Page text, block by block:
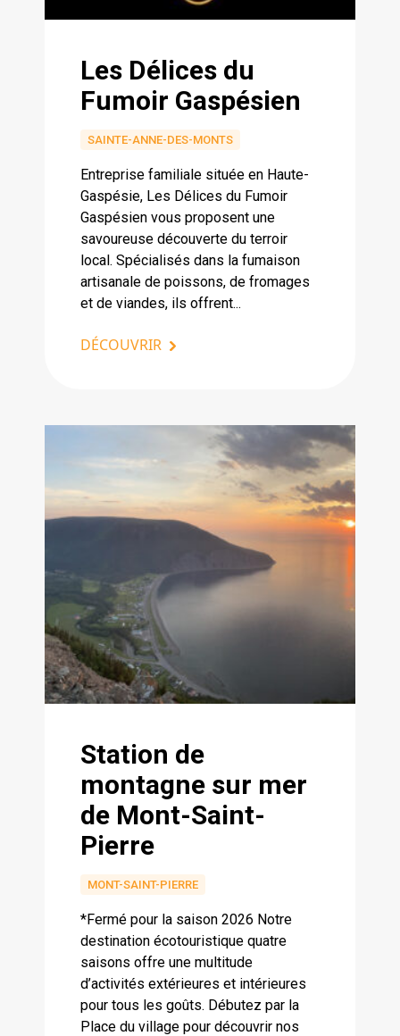
Les Délices du
Fumoir Gaspésien
SAINTE-ANNE-DES-MONTS
Entreprise familiale située en Haute-
Gaspésie, Les Délices du Fumoir
Gaspésien vous proposent une
savoureuse découverte du terroir
local. Spécialisés dans la fumaison
artisanale de poissons, de fromages
et de viandes, ils offrent...
DÉCOUVRIR
Station de
montagne sur mer
de Mont-Saint-
Pierre
MONT-SAINT-PIERRE
*Fermé pour la saison 2026 Notre
destination écotouristique quatre
saisons offre une multitude
d’activités extérieures et intérieures
pour tous les goûts. Débutez par la
Place du village pour découvrir nos